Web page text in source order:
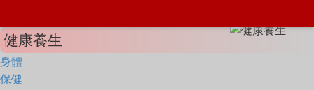
健康養生
身體
保健